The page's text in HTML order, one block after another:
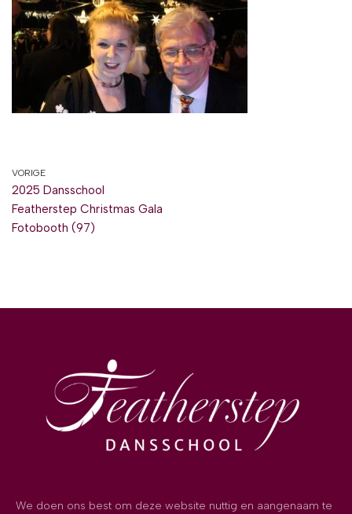
VORIGE
2025 Dansschool
Featherstep Christmas Gala
Fotobooth (97)
We doen ons best om deze website nuttig en aangenaam te